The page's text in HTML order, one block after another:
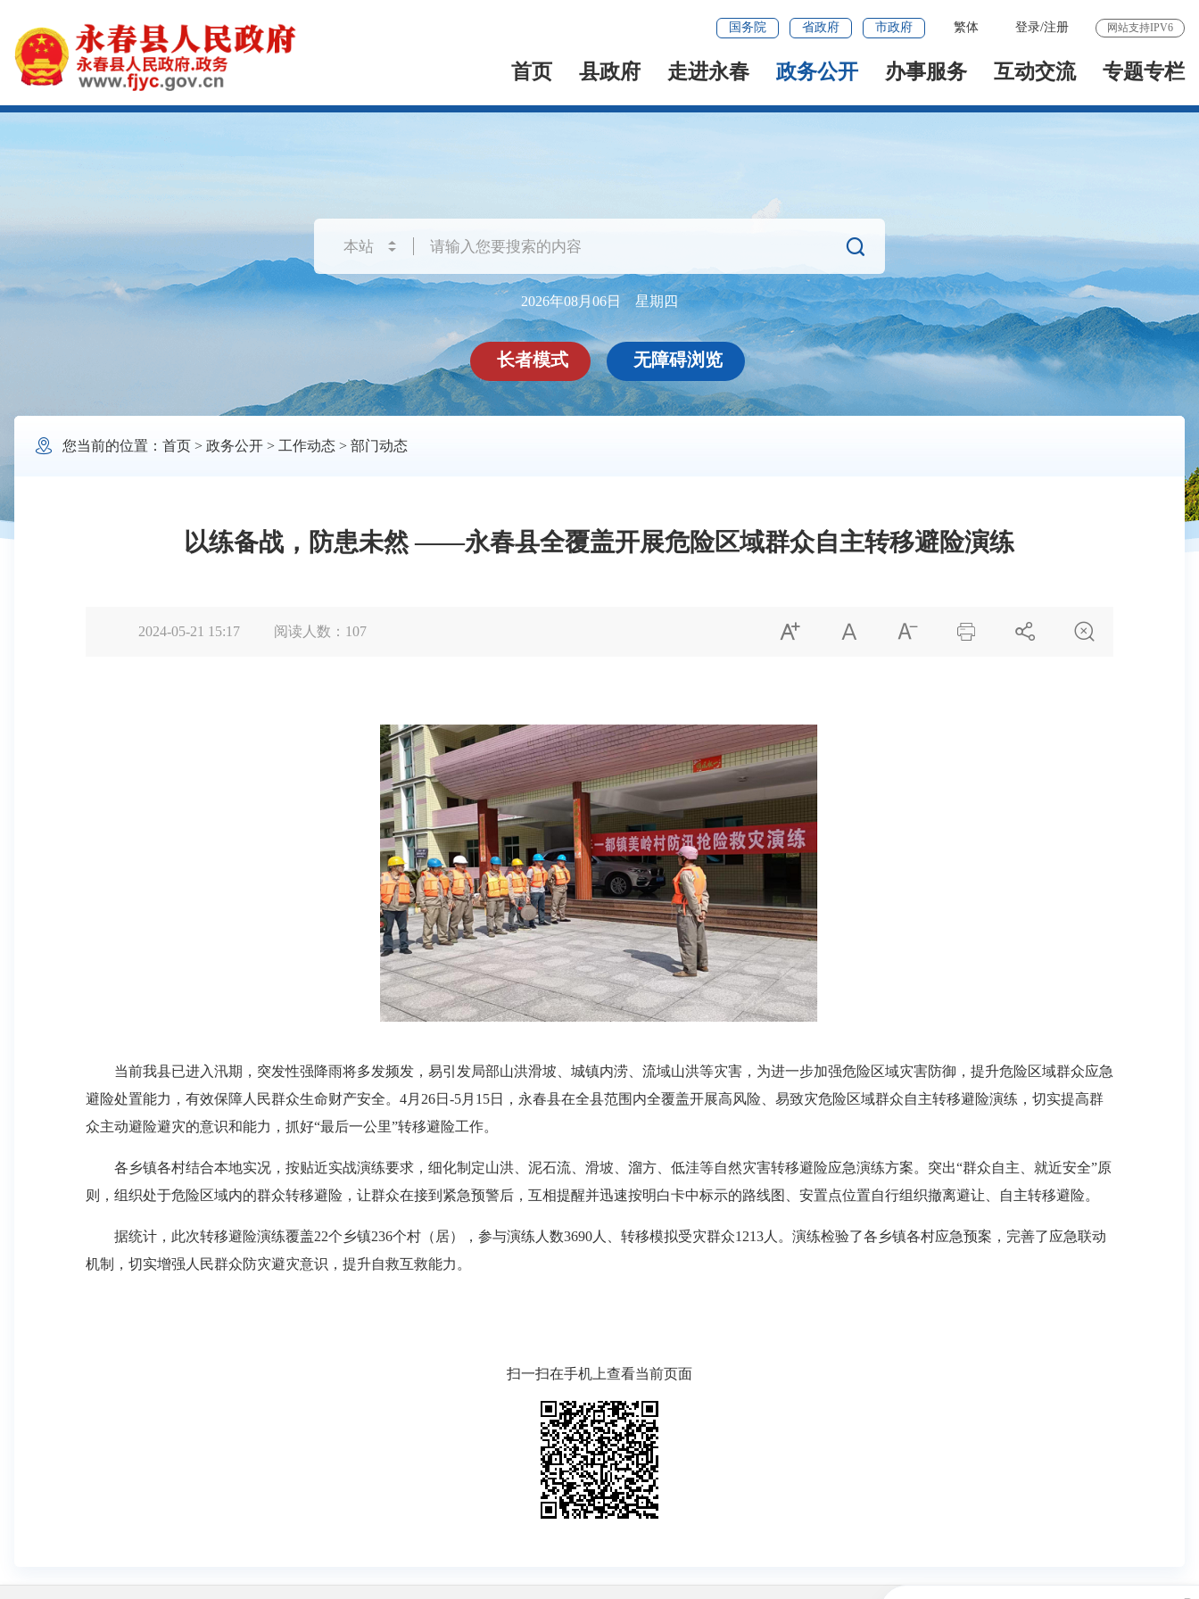
国务院 省政府 市政府 繁体 登录/注册 网站支持IPV6
首页 县政府 走进永春 政务公开 办事服务 互动交流 专题专栏

2026年08月06日 星期四
长者模式 无障碍浏览
 您当前的位置： 首页> 政务公开> 工作动态> 部门动态
以练备战，防患未然 ——永春县全覆盖开展危险区域群众自主转移避险演练
2024-05-21 15:17 阅读人数： 107      
当前我县已进入汛期，突发性强降雨将多发频发，易引发局部山洪滑坡、城镇内涝、流域山洪等灾害，为进一步加强危险区域灾害防御，提升危险区域群众应急
避险处置能力，有效保障人民群众生命财产安全。4月26日-5月15日，永春县在全县范围内全覆盖开展高风险、易致灾危险区域群众自主转移避险演练，切实提高群
众主动避险避灾的意识和能力，抓好“最后一公里”转移避险工作。
各乡镇各村结合本地实况，按贴近实战演练要求，细化制定山洪、泥石流、滑坡、溜方、低洼等自然灾害转移避险应急演练方案。突出“群众自主、就近安全”原
则，组织处于危险区域内的群众转移避险，让群众在接到紧急预警后，互相提醒并迅速按明白卡中标示的路线图、安置点位置自行组织撤离避让、自主转移避险。
据统计，此次转移避险演练覆盖22个乡镇236个村（居），参与演练人数3690人、转移模拟受灾群众1213人。演练检验了各乡镇各村应急预案，完善了应急联动
机制，切实增强人民群众防灾避灾意识，提升自救互救能力。
扫一扫在手机上查看当前页面